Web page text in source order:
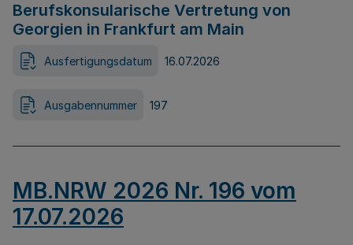
Berufskonsularische Vertretung von
Georgien in Frankfurt am Main
Ausfertigungsdatum 16.07.2026
Ausgabennummer 197
MB.NRW 2026 Nr. 196 vom
17.07.2026